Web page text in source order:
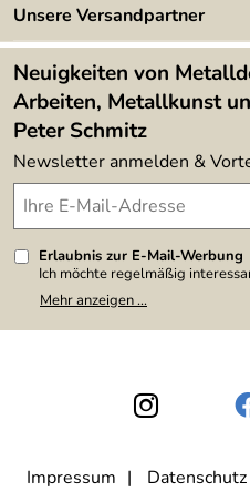
Newsletter
Lieferbedingungen
Kundenbewertungen (394)
4,9/5
Unsere Versandpartner
Neuigkeiten von
Arbeiten, Metallkunst
Peter Schmitz
Newsletter anmelden &
Erlaubnis zur E-Mail-Werbung
Ich möchte regelmäßig
Meine E-Mail-Adresse wird nicht
weitergegeben. Zu statistischen
den Link "Abmelden" am Ende
Datenschutzerklärung
habe
Mehr anzeigen ...
Impressum Datenschutz